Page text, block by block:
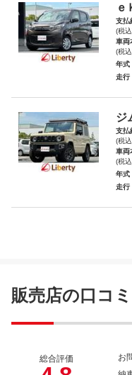
ミ
ｅ
支払
(税
車両
(税
年式
走行
ジ
支払
(税
車両
(税
年式
走行
販売店の口コミ
総合評価 お